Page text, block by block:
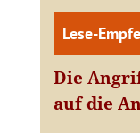
Lese-
Die
auf die